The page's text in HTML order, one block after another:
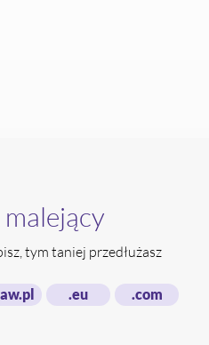
malejący
tym taniej przedłużasz
.eu .com